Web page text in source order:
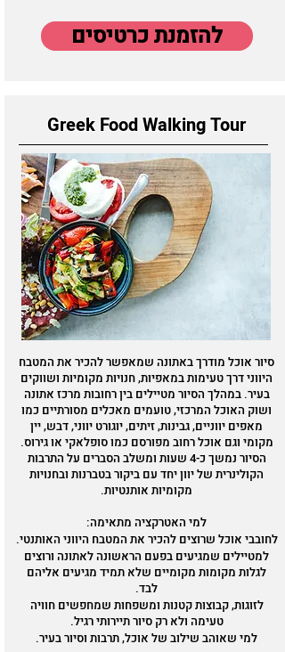
להזמנת כרטיסים
Greek Food Walking Tour
סיור אוכל מודרך באתונה שמאפשר להכיר את המטבח
היווני דרך טעימות במאפיות, חנויות מקומיות ושווקים
בעיר. במהלך הסיור מטיילים בין רחובות מרכז אתונה
ושוק האוכל המרכזי, טועמים מאכלים מסורתיים כמו
מאפים יווניים, גבינות, זיתים, יוגורט יווני, דבש, יין
מקומי וגם אוכל רחוב מפורסם כמו סופלאקי או גירוס.
הסיור נמשך כ-4 שעות ומשלב הסברים על התרבות
הקולינרית של יוון יחד עם ביקור בטברנות ובחנויות
מקומיות אותנטיות.
למי האטרקציה מתאימה:
לחובבי אוכל שרוצים להכיר את המטבח היווני האותנטי.
למטיילים שמגיעים בפעם הראשונה לאתונה ורוצים
לגלות מקומות מקומיים שלא תמיד מגיעים אליהם
לבד.
לזוגות, קבוצות קטנות ומשפחות שמחפשים חוויה
טעימה ולא רק סיור תיירותי רגיל.
למי שאוהב שילוב של אוכל, תרבות וסיור בעיר.